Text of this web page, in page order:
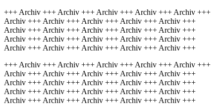
+++ Archiv +++ Archiv +++ Archiv +++ Archiv +++ Archiv +++
Archiv +++ Archiv +++ Archiv +++ Archiv +++ Archiv +++
Archiv +++ Archiv +++ Archiv +++ Archiv +++ Archiv +++
Archiv +++ Archiv +++ Archiv +++ Archiv +++ Archiv +++
Archiv +++ Archiv +++ Archiv +++ Archiv +++ Archiv +++
+++ Archiv +++ Archiv +++ Archiv +++ Archiv +++ Archiv +++
Archiv +++ Archiv +++ Archiv +++ Archiv +++ Archiv +++
Archiv +++ Archiv +++ Archiv +++ Archiv +++ Archiv +++
Archiv +++ Archiv +++ Archiv +++ Archiv +++ Archiv +++
Archiv +++ Archiv +++ Archiv +++ Archiv +++ Archiv +++